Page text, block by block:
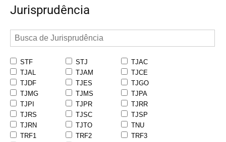
Jurisprudência
STF STJ
TJAC
TJAL
TJAM
TJCE
TJDF
TJES
TJGO
TJMG
TJMS
TJPA
TJPI
TJPR
TJRR
TJRS
TJSC
TJSP
TJRN
TJTO
TNU
TRF1
TRF2
TRF3